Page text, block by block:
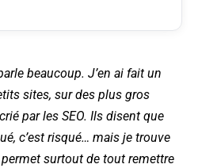
beaucoup. J’en ai fait un
sites, sur des plus gros
par les SEO. Ils disent que
c’est risqué… mais je trouve
surtout de tout remettre